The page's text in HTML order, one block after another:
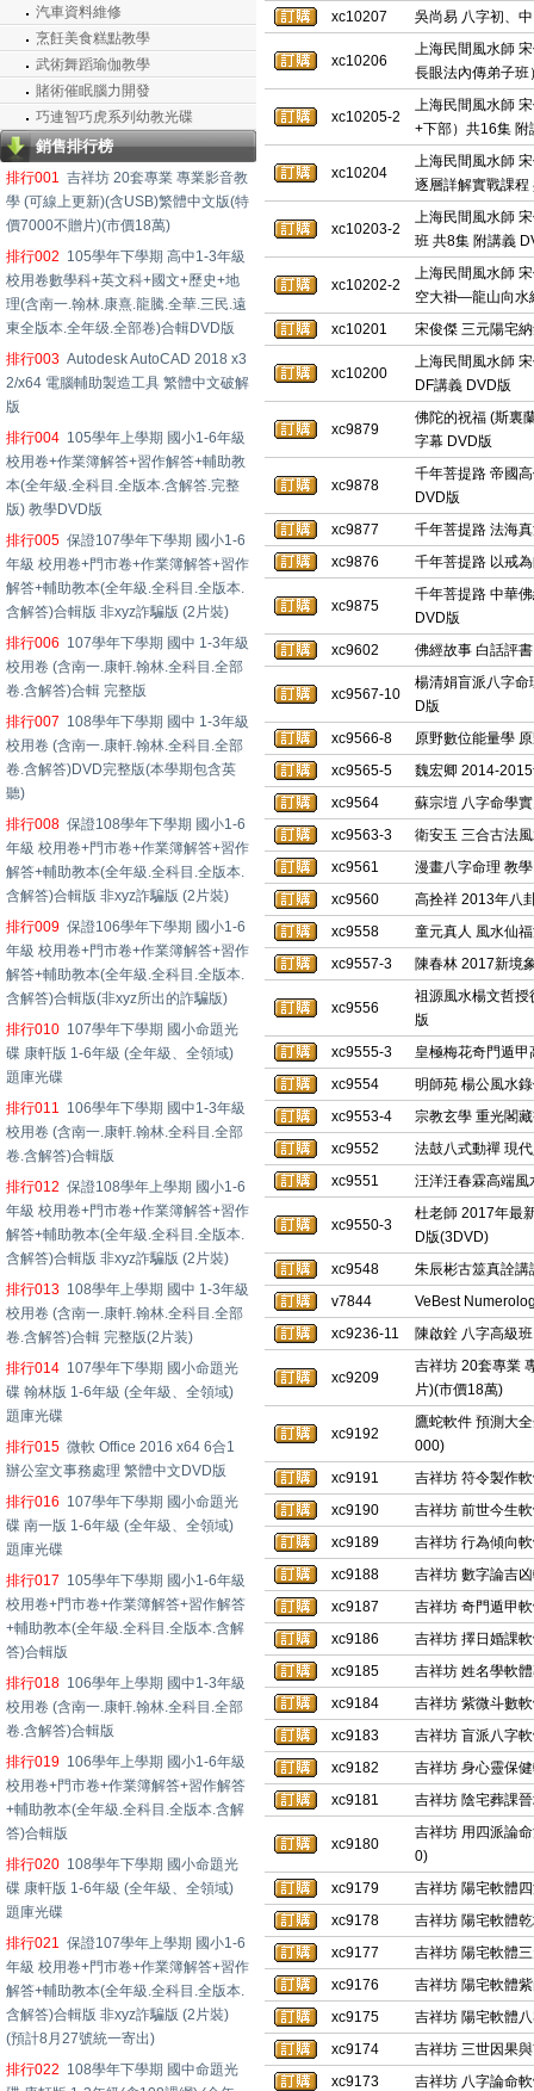
汽車資料維修
烹飪美食糕點教學
武術舞蹈瑜伽教學
賭術催眠腦力開發
巧連智巧虎系列幼教光碟
銷售排行榜
排行001 吉祥坊 20套專業 專業影音教
學 (可線上更新)(含USB)繁體中文版(特
價7000不贈片)(市價18萬)
排行002 105學年下學期 高中1-3年級
校用卷數學科+英文科+國文+歷史+地
理(含南一.翰林.康熹.龍騰.全華.三民.遠
東全版本.全年级.全部卷)合輯DVD版
排行003 Autodesk AutoCAD 2018 x3
2/x64 電腦輔助製造工具 繁體中文破解
版
排行004 105學年上學期 國小1-6年級
校用卷+作業簿解答+習作解答+輔助教
本(全年級.全科目.全版本.含解答.完整
版) 教學DVD版
排行005 保證107學年下學期 國小1-6
年級 校用卷+門市卷+作業簿解答+習作
解答+輔助教本(全年級.全科目.全版本.
含解答)合輯版 非xyz詐騙版 (2片裝)
排行006 107學年下學期 國中 1-3年級
校用卷 (含南一.康軒.翰林.全科目.全部
卷.含解答)合輯 完整版
排行007 108學年下學期 國中 1-3年級
校用卷 (含南一.康軒.翰林.全科目.全部
卷.含解答)DVD完整版(本學期包含英
聽)
排行008 保證108學年下學期 國小1-6
年級 校用卷+門市卷+作業簿解答+習作
解答+輔助教本(全年級.全科目.全版本.
含解答)合輯版 非xyz詐騙版 (2片裝)
排行009 保證106學年下學期 國小1-6
年級 校用卷+門市卷+作業簿解答+習作
解答+輔助教本(全年級.全科目.全版本.
含解答)合輯版(非xyz所出的詐騙版)
排行010 107學年下學期 國小命題光
碟 康軒版 1-6年級 (全年級、全領域)
題庫光碟
排行011 106學年下學期 國中1-3年級
校用卷 (含南一.康軒.翰林.全科目.全部
卷.含解答)合輯版
排行012 保證108學年上學期 國小1-6
年級 校用卷+門市卷+作業簿解答+習作
解答+輔助教本(全年級.全科目.全版本.
含解答)合輯版 非xyz詐騙版 (2片裝)
排行013 108學年上學期 國中 1-3年級
校用卷 (含南一.康軒.翰林.全科目.全部
卷.含解答)合輯 完整版(2片装)
排行014 107學年下學期 國小命題光
碟 翰林版 1-6年級 (全年級、全領域)
題庫光碟
排行015 微軟 Office 2016 x64 6合1
辦公室文事務處理 繁體中文DVD版
排行016 107學年下學期 國小命題光
碟 南一版 1-6年級 (全年級、全領域)
題庫光碟
排行017 105學年下學期 國小1-6年級
校用卷+門市卷+作業簿解答+習作解答
+輔助教本(全年級.全科目.全版本.含解
答)合輯版
排行018 106學年上學期 國中1-3年級
校用卷 (含南一.康軒.翰林.全科目.全部
卷.含解答)合輯版
排行019 106學年上學期 國小1-6年級
校用卷+門市卷+作業簿解答+習作解答
+輔助教本(全年級.全科目.全版本.含解
答)合輯版
排行020 108學年下學期 國小命題光
碟 康軒版 1-6年級 (全年級、全領域)
題庫光碟
排行021 保證107學年上學期 國小1-6
年級 校用卷+門市卷+作業簿解答+習作
解答+輔助教本(全年級.全科目.全版本.
含解答)合輯版 非xyz詐騙版 (2片裝)
(預計8月27號統一寄出)
排行022 108學年下學期 國中命題光
xc10207 吳尚易 八字初、
xc10206
上海民間風水師
長眼法內傳弟子
xc10205-2
上海民間風水師
+下部）共16集
xc10204
上海民間風水師
逐層詳解實戰課
xc10203-2
上海民間風水師
班 共8集 附講義
xc10202-2
上海民間風水師
空大褂—龍山向水
xc10201
宋俊傑 三元陽宅
xc10200
上海民間風水師
DF講義 DVD版
xc9879
佛陀的祝福 (斯裏
字幕 DVD版
xc9878
千年菩提路 帝國
DVD版
xc9877
千年菩提路 法海
xc9876
千年菩提路 以戒
xc9875
千年菩提路 中華
DVD版
xc9602
佛經故事 白話評
xc9567-10
楊清娟盲派八字
D版
xc9566-8
原野數位能量學
xc9565-5
魏宏卿 2014-
xc9564
蘇宗塏 八字命學
xc9563-3
衛安玉 三合古法
xc9561
漫畫八字命理 教
xc9560
高拴祥 2013年八
xc9558
童元真人 風水仙
xc9557-3
陳春林 2017新境
xc9556
祖源風水楊文哲
版
xc9555-3
皇極梅花奇門遁
xc9554
明師苑 楊公風水
xc9553-4
宗教玄學 重光閣
xc9552
法鼓八式動禪 現
xc9551
汪洋汪春霖高端
xc9550-3
杜老師 2017年最
D版(3DVD)
xc9548
朱辰彬古筮真詮
v7844
VeBest
xc9236-11
陳啟銓 八字高級
xc9209
吉祥坊 20套專業
片)(市價18萬)
xc9192
鷹蛇軟件 預測大
000)
xc9191
吉祥坊 符令製作
xc9190
吉祥坊 前世今生
xc9189
吉祥坊 行為傾向
xc9188
吉祥坊 數字論吉
xc9187
吉祥坊 奇門遁甲
xc9186
吉祥坊 擇日婚課
xc9185
吉祥坊 姓名學軟
xc9184
吉祥坊 紫微斗數
xc9183
吉祥坊 盲派八字
xc9182
吉祥坊 身心靈保
xc9181
吉祥坊 陰宅葬課
xc9180
吉祥坊 用四派論
0)
xc9179
吉祥坊 陽宅軟體
xc9178
吉祥坊 陽宅軟體
xc9177
吉祥坊 陽宅軟體
xc9176
吉祥坊 陽宅軟體
xc9175
吉祥坊 陽宅軟體
xc9174
吉祥坊 三世因果
xc9173
吉祥坊 八字論命